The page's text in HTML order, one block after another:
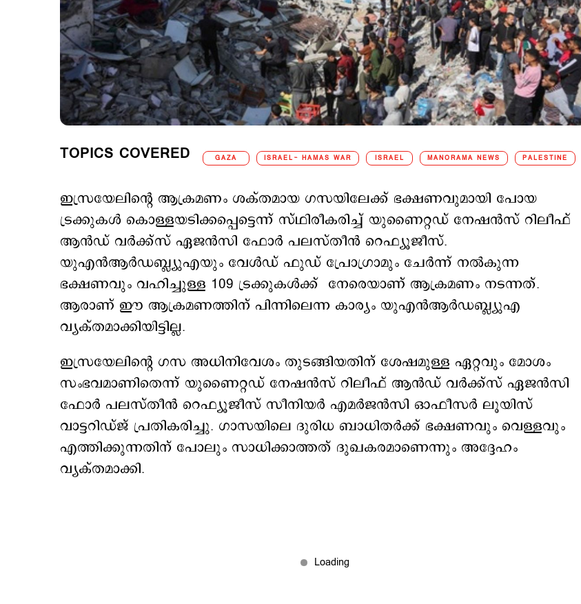
TOPICS COVERED GAZA ISRAEL- HAMAS WAR ISRAEL MANORAMA NEWS PALESTINE
ഇസ്രയേലിന്‍റെ ആക്രമണം ശക്തമായ ഗസയിലേക്ക് ഭക്ഷണവുമായി പോയ
ട്രക്കുകൾ കൊള്ളയടിക്കപ്പെട്ടെന്ന് സ്ഥിരീകരിച്ച് യുണൈറ്റഡ് നേഷന്‍സ് റിലീഫ്
ആന്‍ഡ് വര്‍ക്ക്‌സ് ഏജന്‍സി ഫോര്‍ പലസ്തീന്‍ റെഫ്യൂജീസ്.
യുഎന്‍ആര്‍ഡബ്ല്യുഎയും വേള്‍ഡ് ഫുഡ് പ്രോഗ്രാമും ചേര്‍ന്ന് നല്‍കുന്ന
ഭക്ഷണവും വഹിച്ചുള്ള 109 ട്രക്കുകള്‍ക്ക് നേരെയാണ് ആക്രമണം നടന്നത്.
ആരാണ് ഈ ആക്രമണത്തിന് പിന്നിലെന്ന കാര്യം യുഎന്‍ആര്‍ഡബ്ല്യുഎ
വ്യക്തമാക്കിയിട്ടില്ല.
ഇസ്രയേലിന്‍റെ ഗസ അധിനിവേശം തുടങ്ങിയതിന് ശേഷമുള്ള ഏറ്റവും മോശം
സംഭവമാണിതെന്ന് യുണൈറ്റഡ് നേഷന്‍സ് റിലീഫ് ആന്‍ഡ് വര്‍ക്ക്‌സ് ഏജന്‍സി
ഫോര്‍ പലസ്തീന്‍ റെഫ്യൂജീസ് സീനിയര്‍ എമര്‍ജന്‍സി ഓഫീസര്‍ ലൂയിസ്
വാട്ടറിഡ്ജ് പ്രതികരിച്ചു. ഗാസയിലെ ദുരിധ ബാധിതര്‍ക്ക് ഭക്ഷണവും വെള്ളവും
എത്തിക്കുന്നതിന് പോലും സാധിക്കാത്തത് ദുഖകരമാണെന്നും അദ്ദേഹം
വ്യക്തമാക്കി.